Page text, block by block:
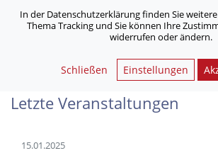
Home / Aktuelles /
Demenzwoche - Welt-Alzheimertag Hennef
Letzte Veranstaltungen
15.01.2025
In der Datenschutzerklärung finden Sie
Thema Tracking und Sie können Ihre
widerrufen oder ändern.
Schließen Einstellungen